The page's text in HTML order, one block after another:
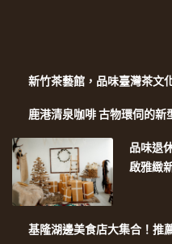
新竹茶藝館，品味臺灣茶文
鹿港清泉咖啡 古物環伺的新
品味退
啟雅緻
基隆湖邊美食店大集合！推